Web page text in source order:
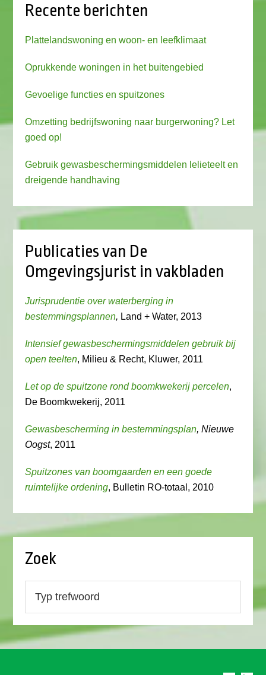
Recente berichten
Plattelandswoning en woon- en leefklimaat
Oprukkende woningen in het buitengebied
Gevoelige functies en spuitzones
Omzetting bedrijfswoning naar burgerwoning? Let
goed op!
Gebruik gewasbeschermingsmiddelen lelieteelt en
dreigende handhaving
Publicaties van De
Omgevingsjurist in vakbladen
Jurisprudentie over waterberging in
bestemmingsplannen, Land + Water, 2013
Intensief gewasbeschermingsmiddelen gebruik bij
open teelten, Milieu & Recht, Kluwer, 2011
Let op de spuitzone rond boomkwekerij percelen,
De Boomkwekerij, 2011
Gewasbescherming in bestemmingsplan, Nieuwe
Oogst, 2011
Spuitzones van boomgaarden en een goede
ruimtelijke ordening, Bulletin RO-totaal, 2010
Zoek